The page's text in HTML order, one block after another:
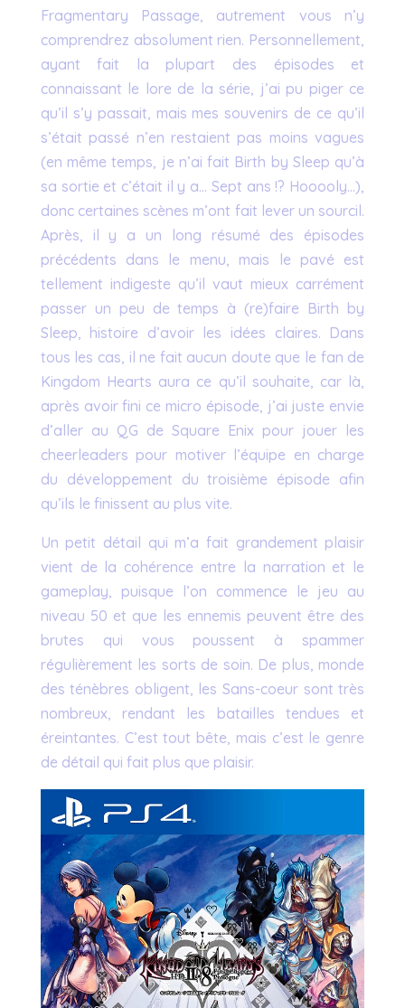
Fragmentary Passage, autrement vous n’y
comprendrez absolument rien. Personnellement,
ayant fait la plupart des épisodes et
connaissant le lore de la série, j’ai pu piger ce
qu’il s’y passait, mais mes souvenirs de ce qu’il
s’était passé n’en restaient pas moins vagues
(en même temps, je n’ai fait Birth by Sleep qu’à
sa sortie et c’était il y a… Sept ans !? Hooooly…),
donc certaines scènes m’ont fait lever un sourcil.
Après, il y a un long résumé des épisodes
précédents dans le menu, mais le pavé est
tellement indigeste qu’il vaut mieux carrément
passer un peu de temps à (re)faire Birth by
Sleep, histoire d’avoir les idées claires. Dans
tous les cas, il ne fait aucun doute que le fan de
Kingdom Hearts aura ce qu’il souhaite, car là,
après avoir fini ce micro épisode, j’ai juste envie
d’aller au QG de Square Enix pour jouer les
cheerleaders pour motiver l’équipe en charge
du développement du troisième épisode afin
qu’ils le finissent au plus vite.
Un petit détail qui m’a fait grandement plaisir
vient de la cohérence entre la narration et le
gameplay, puisque l’on commence le jeu au
niveau 50 et que les ennemis peuvent être des
brutes qui vous poussent à spammer
régulièrement les sorts de soin. De plus, monde
des ténèbres obligent, les Sans-coeur sont très
nombreux, rendant les batailles tendues et
éreintantes. C’est tout bête, mais c’est le genre
de détail qui fait plus que plaisir.